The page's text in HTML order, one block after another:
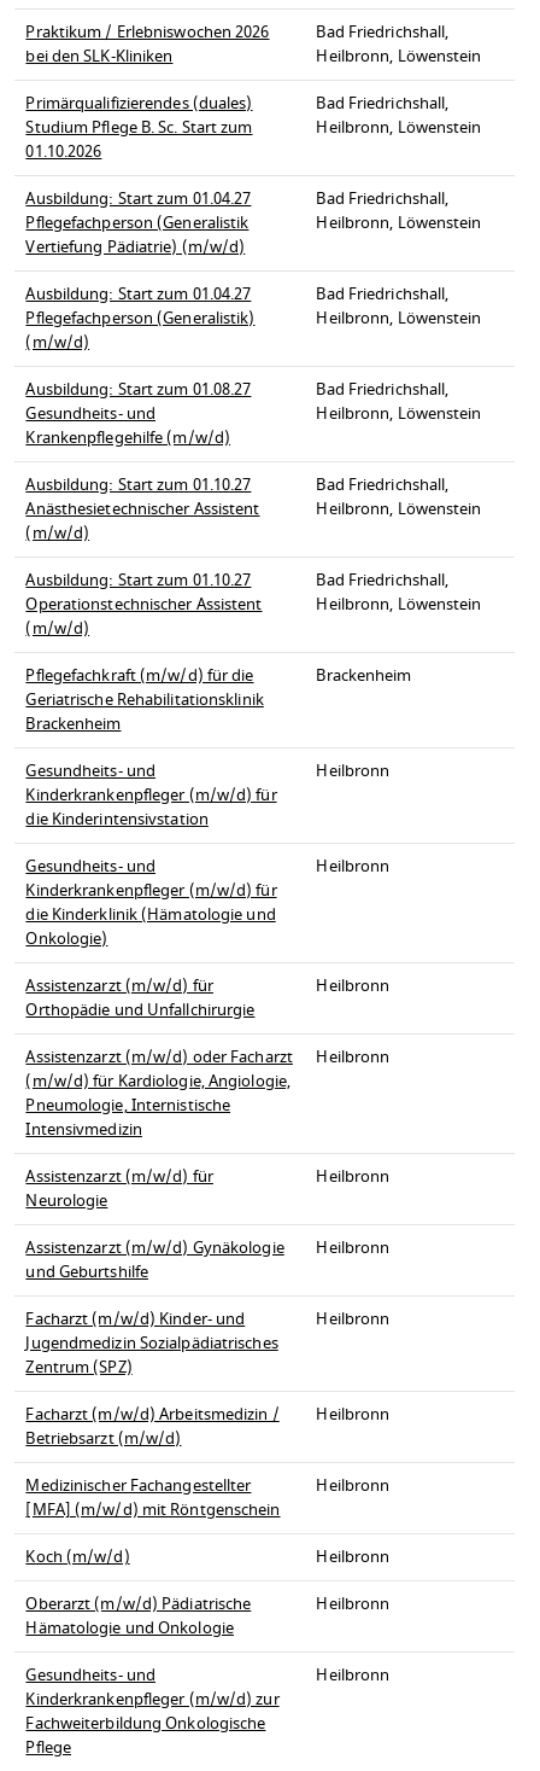
Praktikum / Erlebniswochen 2026
bei den SLK-Kliniken
Bad Friedrichshall,
Heilbronn, Löwenstein
Primärqualifizierendes (duales)
Studium Pflege B. Sc. Start zum
01.10.2026
Bad Friedrichshall,
Heilbronn, Löwenstein
Ausbildung: Start zum 01.04.27
Pflegefachperson (Generalistik
Vertiefung Pädiatrie) (m/w/d)
Bad Friedrichshall,
Heilbronn, Löwenstein
Ausbildung: Start zum 01.04.27
Pflegefachperson (Generalistik)
(m/w/d)
Bad Friedrichshall,
Heilbronn, Löwenstein
Ausbildung: Start zum 01.08.27
Gesundheits- und
Krankenpflegehilfe (m/w/d)
Bad Friedrichshall,
Heilbronn, Löwenstein
Ausbildung: Start zum 01.10.27
Anästhesietechnischer Assistent
(m/w/d)
Bad Friedrichshall,
Heilbronn, Löwenstein
Ausbildung: Start zum 01.10.27
Operationstechnischer Assistent
(m/w/d)
Bad Friedrichshall,
Heilbronn, Löwenstein
Pflegefachkraft (m/w/d) für die
Geriatrische Rehabilitationsklinik
Brackenheim
Brackenheim
Gesundheits- und
Kinderkrankenpfleger (m/w/d) für
die Kinderintensivstation
Heilbronn
Gesundheits- und
Kinderkrankenpfleger (m/w/d) für
die Kinderklinik (Hämatologie und
Onkologie)
Heilbronn
Assistenzarzt (m/w/d) für
Orthopädie und Unfallchirurgie
Heilbronn
Assistenzarzt (m/w/d) oder Facharzt
(m/w/d) für Kardiologie, Angiologie,
Pneumologie, Internistische
Intensivmedizin
Heilbronn
Assistenzarzt (m/w/d) für
Neurologie
Heilbronn
Assistenzarzt (m/w/d) Gynäkologie
und Geburtshilfe
Heilbronn
Facharzt (m/w/d) Kinder- und
Jugendmedizin Sozialpädiatrisches
Zentrum (SPZ)
Heilbronn
Facharzt (m/w/d) Arbeitsmedizin /
Betriebsarzt (m/w/d)
Heilbronn
Medizinischer Fachangestellter
[MFA] (m/w/d) mit Röntgenschein
Heilbronn
Koch (m/w/d)
Heilbronn
Oberarzt (m/w/d) Pädiatrische
Hämatologie und Onkologie
Heilbronn
Gesundheits- und
Kinderkrankenpfleger (m/w/d) zur
Fachweiterbildung Onkologische
Pflege
Heilbronn